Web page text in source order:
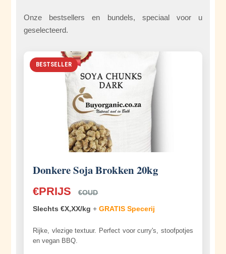
Onze bestsellers en bundels, speciaal voor u
geselecteerd.
BESTSELLER
Donkere Soja Brokken 20kg
€PRIJS
€OUD
Slechts €X,XX/kg +GRATIS Specerij
Rijke, vlezige textuur. Perfect voor curry's, stoofpotjes
en vegan BBQ.